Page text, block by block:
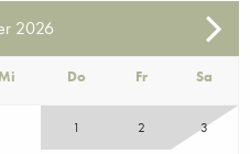
2026
Do Fr Sa
1 2 3